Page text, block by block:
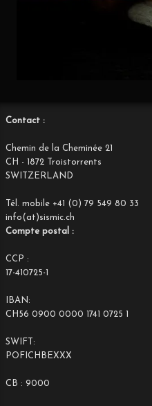
Contact :
Chemin de la Cheminée 21
CH - 1872 Troistorrents
SWITZERLAND
Tél. mobile +41 (0) 79 549 80 33
info(at)sismic.ch
Compte postal :
CCP :
17-410725-1
IBAN:
CH56 0900 0000 1741 0725 1
SWIFT:
POFICHBEXXX
CB : 9000